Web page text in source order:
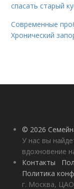
спасать старый
Современные
Хронический
© 2026
У нас вы
вдохновение
Контакты
Политика
г. Москва,